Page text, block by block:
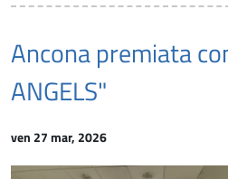
Ancona premiata
ANGELS"
ven 27 mar, 2026